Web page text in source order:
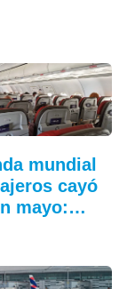
mundial
cayó
mayo: